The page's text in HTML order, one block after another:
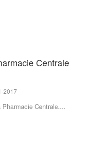
Centrale
2017
Centrale....